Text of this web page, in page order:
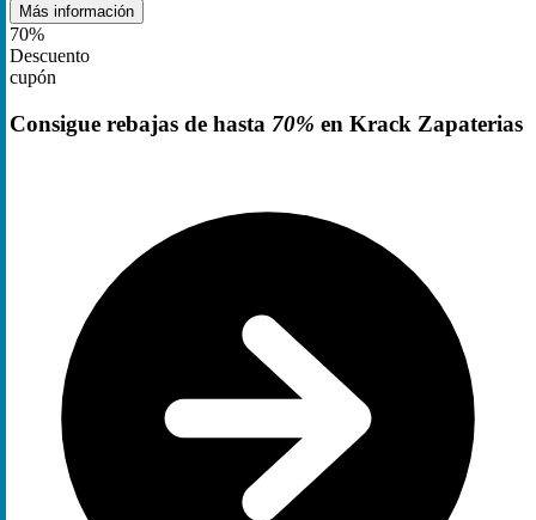
Más información
70%
Descuento
cupón
Consigue rebajas de hasta 70% en Krack Zapaterias